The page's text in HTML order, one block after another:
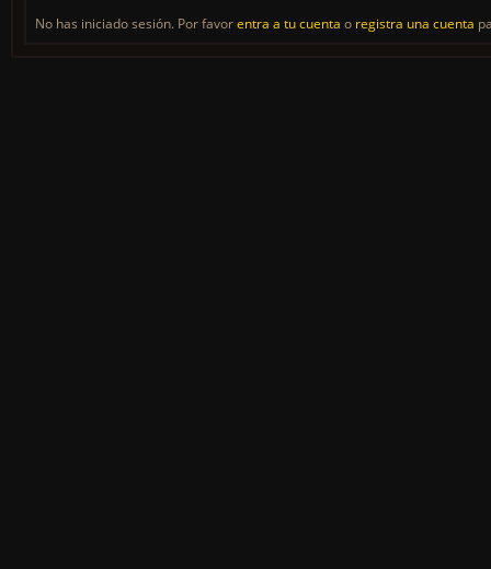
No has iniciado sesión. Por favorentra a tu cuenta o registra una cuenta